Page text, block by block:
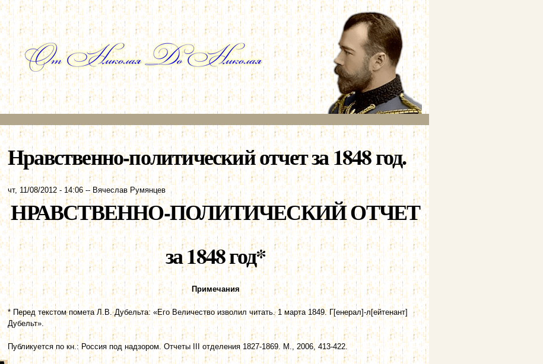
Перейти к
основному
содержанию
Нравственно-политический отчет за 1848 год.
чт, 11/08/2012 - 14:06--Вячеслав Румянцев
НРАВСТВЕННО-ПОЛИТИЧЕСКИЙ ОТЧЕТ
за 1848 год*
Примечания
* Перед текстом помета Л.В. Дубельта: «Его Величество изволил читать. 1 марта 1849. Г[енерал]-л[ейтенант]
Дубельт».
Публикуется по кн.: Россия под надзором. Отчеты III отделения 1827-1869. М., 2006, 413-422.